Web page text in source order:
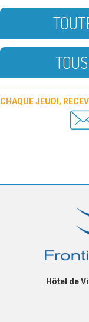
CHAQUE JEUDI,
Hôtel de